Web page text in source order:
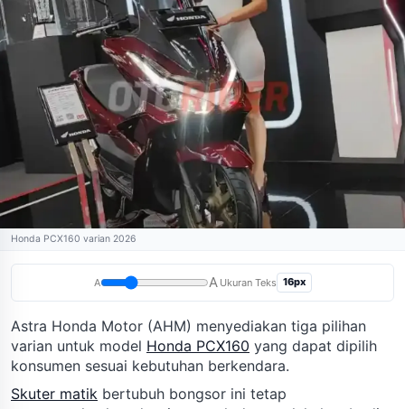
Honda PCX160 varian 2026
A A Ukuran Teks 16px
Astra Honda Motor (AHM) menyediakan tiga pilihan
varian untuk model Honda PCX160 yang dapat dipilih
konsumen sesuai kebutuhan berkendara.
Skuter matik bertubuh bongsor ini tetap